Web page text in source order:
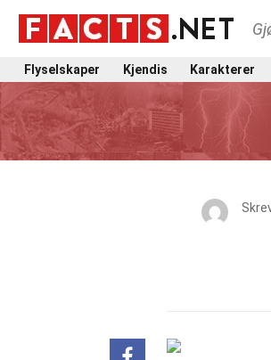
Flyselskaper Kjendis Karakterer